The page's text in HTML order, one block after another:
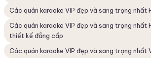
Các quán karaoke VIP đẹp và sang trọng nhất
Các quán karaoke VIP đẹp và sang trọng nhất
thiết kế đẳng cấp
Các quán karaoke VIP đẹp và sang trọng nhất